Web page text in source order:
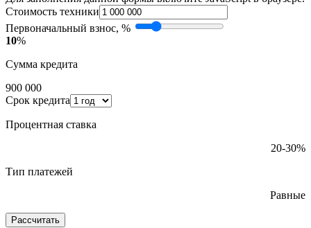
Стоимость техники
Первоначальный взнос, %
10%
Сумма кредита
900 000
Срок кредита
Процентная ставка
20-30%
Тип платежей
Равные
Рассчитать